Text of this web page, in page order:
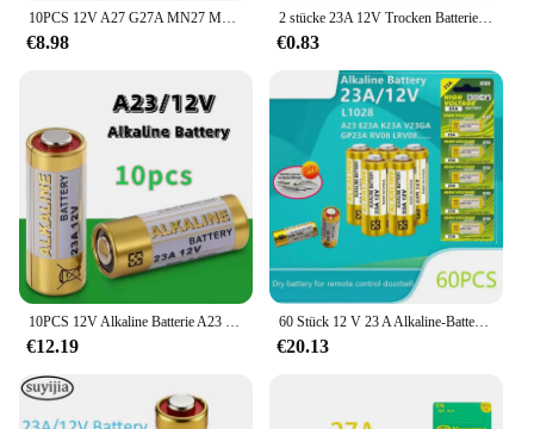
10PCS 12V A27 G27A MN27 MS27 L828 27A Alkaline Batterie Spielzeug Türklingel Alarm Fernbedienung V27GA ALK27A A27BP K27A Trocken batterie
€8.98
2 stücke 23A 12V Trocken Batterie L1028 A23 A-23 RV08 MN21 Alkaline Elektronische Batterie für Türklingel Auto Alarm Walkman auto Fernbedienung
€0.83
10PCS 12V Alkaline Batterie A23 23A 23GA A23S E23A EL12 MN21 MS21 V23GA L1028 GP23A LRV08 für Fernbedienung türklingel Leichter
€12.19
60 Stück 12 V 23 A Alkaline-Batterien A23 23GA A23S E23A EL12 MS21 V23GA L1028 GP23A LRV08 Trockenbatterie für Fernbedienung Türklingel
€20.13